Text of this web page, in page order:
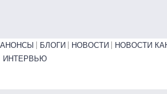
Primary links bottom
АНОНСЫ БЛОГИ НОВОСТИ НОВОСТИ
ИНТЕРВЬЮ